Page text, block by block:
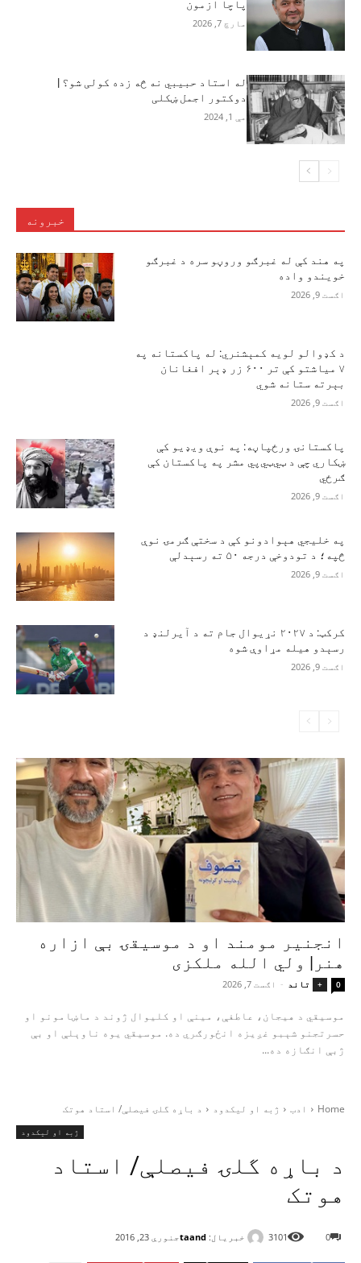
پاچا ازمون
مارچ 7, 2026
له استاد حبيبي نه څه زده کولی شو؟ |
دوکتور اجمل ښکلی
مې 1, 2024
خبرونه
په هند کې له غبرګو وروڼو سره د غبرګو
خویندو واده
اګست 9, 2026
د کډوالو لویه کمېشنري: له پاکستانه په
۷ میاشتو کې تر ۶۰۰ زر ډېر افغانان
بېرته ستانه شوي
اګست 9, 2026
پاکستانۍ ورځپاڼه: په نوې ویډیو کې
ښکاري چې د ټي‌ټي‌پي مشر په پاکستان کې
ګرځي
اګست 9, 2026
په خلیجي هېوادونو کې د سختې ګرمۍ نوې
څپه؛ د تودوخې درجه ۵۰ ته رسېدلې
اګست 9, 2026
کرکټ: د ۲۰۲۷ نړیوال جام ته د آیرلنډ د
رسېدو هیله مړاوې شوه
اګست 9, 2026
انجنیر مومند او د موسیقۍ بې‌ ازاره
هنر| ولي الله ملکزی
+ تاند - اګست 7, 2026 0
موسیقي د هیجان، عاطفې، مینې او کلیوال ژوند د ماښامونو او
حسرتجنو شېبو غږیزه انځورګري ده. موسیقي یوه ناوېلې او بې‌
ژبې انګازه ده...